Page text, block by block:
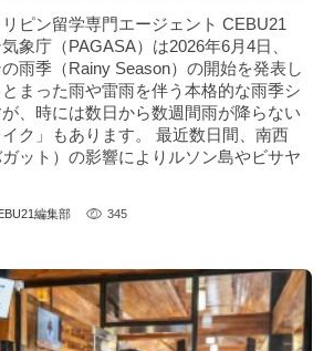
ピン留学専門エージェント CEBU21
象庁（PAGASA）は2026年6月4日、
雨季（Rainy Season）の開始を発表し
まった雨や雷雨を伴う本格的な雨季シ
、時には数日から数週間雨が降らない
イク」もあります。 最近数日間、南西
ット）の影響によりルソン島やビサヤ
編集部 345